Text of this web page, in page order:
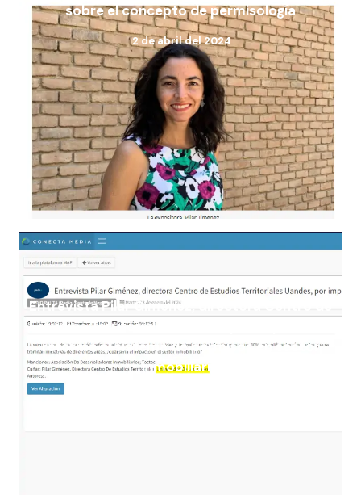
sobre el concepto de permisología
2 de abril del 2024
Entrevista Pilar Giménez, directora Centro de
Estudios Territoriales Uandes, por impacto de
reforma al sistema de permisos en sector
inmobiliario